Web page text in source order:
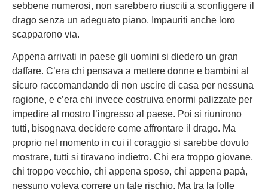
sebbene numerosi, non sarebbero riusciti a sconfiggere il
drago senza un adeguato piano. Impauriti anche loro
scapparono via.
Appena arrivati in paese gli uomini si diedero un gran
daffare. C’era chi pensava a mettere donne e bambini al
sicuro raccomandando di non uscire di casa per nessuna
ragione, e c’era chi invece costruiva enormi palizzate per
impedire al mostro l’ingresso al paese. Poi si riunirono
tutti, bisognava decidere come affrontare il drago. Ma
proprio nel momento in cui il coraggio si sarebbe dovuto
mostrare, tutti si tiravano indietro. Chi era troppo giovane,
chi troppo vecchio, chi appena sposo, chi appena papà,
nessuno voleva correre un tale rischio. Ma tra la folle